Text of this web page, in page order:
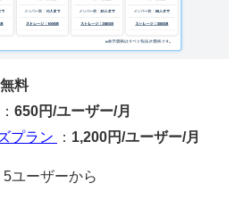
無料
： 650円/ユーザー/月
プラン
： 1,200円/ユーザー/月
ユーザーから